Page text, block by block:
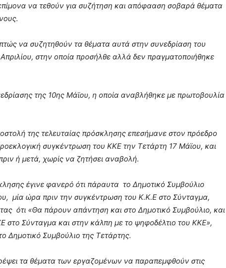
να τεθούν για συζήτηση και απόφααση σοβαρά θέματα
να συζητηθούν τα θέματα αυτά στην συνεδρίαση του
στην οποία προσήλθε αλλά δεν πραγματοποιήθηκε
της 10ης Μάϊου, η οποία αναβλήθηκε με πρωτοβουλία
της τελευταίας πρόσκλησης επεσήμανε στον πρόεδρο
συγκέντρωση του ΚΚΕ την Τετάρτη 17 Μάϊου, και
ή μετά, χωρίς να ζητήσει αναβολή.
έγινε φανερό ότι πάραυτα το Δημοτικό Συμβούλιο
μία ώρα πριν την συγκέντρωση του Κ.Κ.Ε στο Σύνταγμα,
ότι «Θα πάρουν απάντηση και στο Δημοτικό Συμβούλιο, και
στο Σύνταγμα και στην κάλπη με το ψηφοδέλτιο του ΚΚΕ»,
Δημοτικό Συμβούλιο της Τετάρτης.
τα θέματα των εργαζομένων να παραπεμφθούν στις